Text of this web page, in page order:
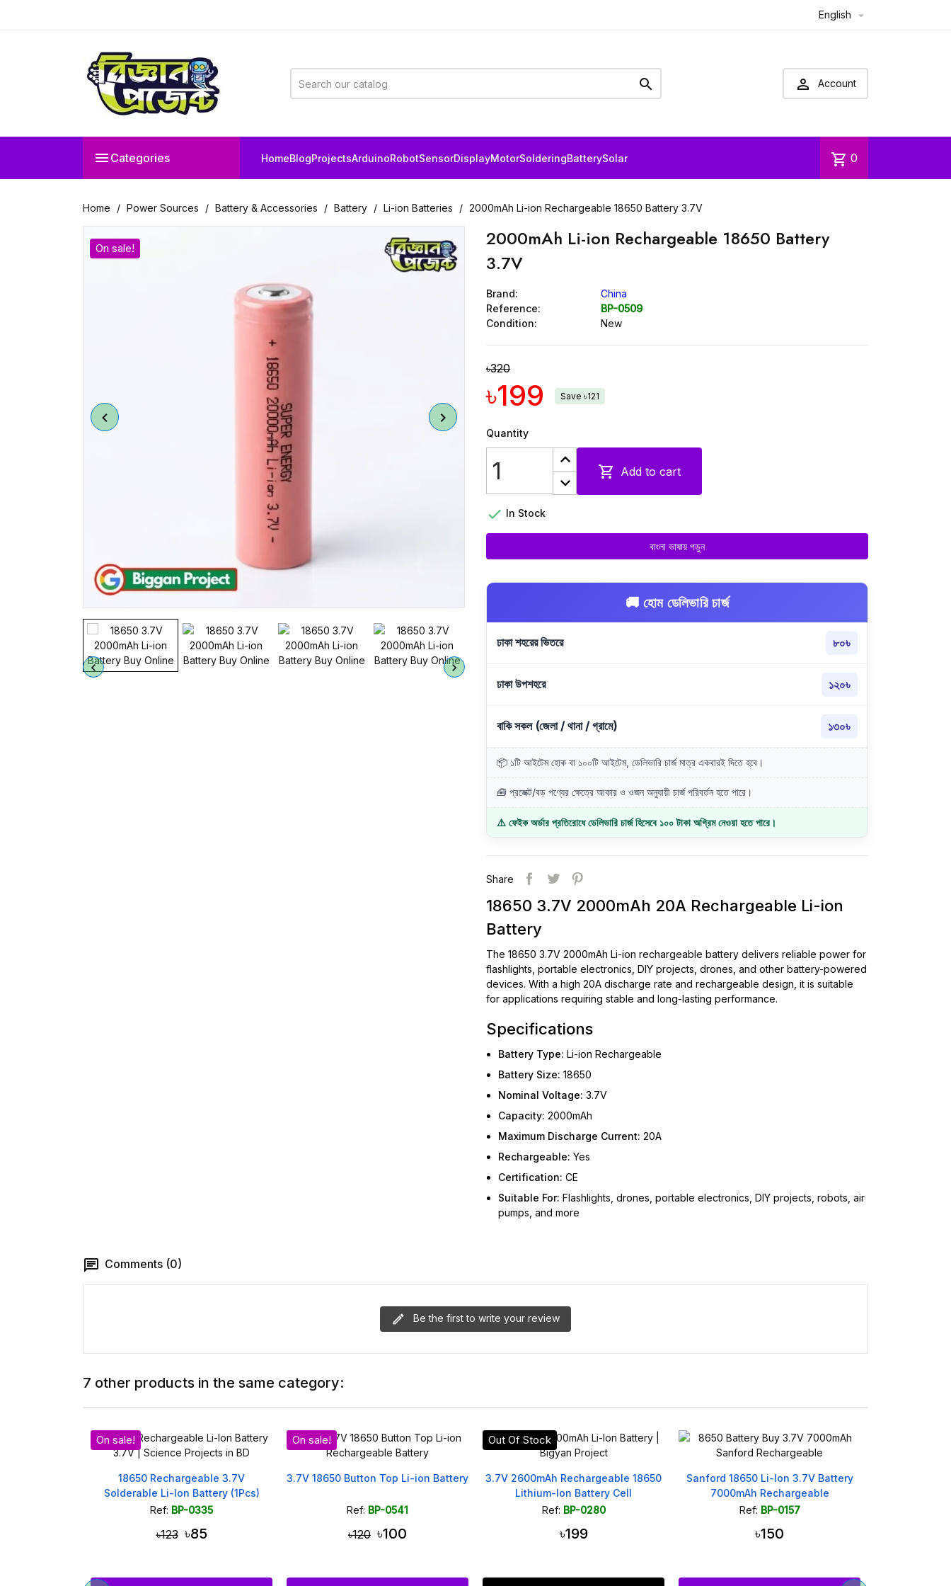
English 
  Account
 Categories HomeBlogProjectsArduinoRobotSensorDisplayMotorSolderingBatterySolar shopping_cart 0
Home Power Sources Battery & Accessories Battery Li-ion Batteries 2000mAh Li-ion Rechargeable 18650 Battery 3.7V
On sale!
2000mAh Li-ion Rechargeable 18650 Battery
3.7V
Brand:
China
Reference:
BP-0509
Condition:
New
৳320
৳199 Save ৳121
Quantity
 Add to cart
 In Stock
বাংলা ভাষায় পড়ুন
🚚 হোম ডেলিভারি চার্জ
ঢাকা শহরের ভিতরে ৮০৳
ঢাকা উপশহরে ১২০৳
বাকি সকল (জেলা / থানা / গ্রামে) ১৩০৳
📦 ১টি আইটেম হোক বা ১০০টি আইটেম, ডেলিভারি চার্জ মাত্র একবারই দিতে হবে।
🧰 প্রজেক্ট/বড় পণ্যের ক্ষেত্রে আকার ও ওজন অনুযায়ী চার্জ পরিবর্তন হতে পারে।
⚠️ ফেইক অর্ডার প্রতিরোধে ডেলিভারি চার্জ হিসেবে ১০০ টাকা অগ্রিম নেওয়া হতে পারে।
Share
18650 3.7V 2000mAh 20A Rechargeable Li-ion
Battery
The 18650 3.7V 2000mAh Li-ion rechargeable battery delivers reliable power for
flashlights, portable electronics, DIY projects, drones, and other battery-powered
devices. With a high 20A discharge rate and rechargeable design, it is suitable
for applications requiring stable and long-lasting performance.
Specifications
Battery Type: Li-ion Rechargeable
Battery Size: 18650
Nominal Voltage: 3.7V
Capacity: 2000mAh
Maximum Discharge Current: 20A
Rechargeable: Yes
Certification: CE
Suitable For: Flashlights, drones, portable electronics, DIY projects, robots, air
pumps, and more
Comments (0)
Be the first to write your review
7 other products in the same category:
On sale!
3.7V 18650 Button Top Li-ion Battery
Ref: BP-0541
৳120 ৳100
Out Of Stock
3.7V 2600mAh Rechargeable 18650
Ref: BP-0280
৳199
Sanford 18650 Li-Ion 3.7V Battery
7000mAh Rechargeable
Ref: BP-0157
৳150
Sound Vision 3.7V 2000mAh 18650
Li-ion Battery - 1 Pc
Ref: BP-0532
৳220